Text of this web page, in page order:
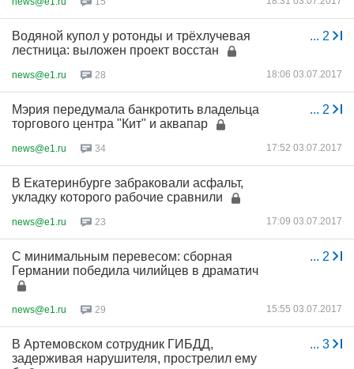
... 2
Водяной купол у ротонды и трёхлучевая
лестница: выложен проект восстан
news@e1.ru 28 18:06 03.07.2017
... 2
Мэрия передумала банкротить владельца
торгового центра "Кит" и аквапар
news@e1.ru 34 17:52 03.07.2017
В Екатеринбурге забраковали асфальт,
укладку которого рабочие сравнили
news@e1.ru 23 17:09 03.07.2017
... 2
С минимальным перевесом: сборная
Германии победила чилийцев в драматич
news@e1.ru 29 15:55 03.07.2017
... 3
В Артемовском сотрудник ГИБДД,
задерживая нарушителя, прострелил ему